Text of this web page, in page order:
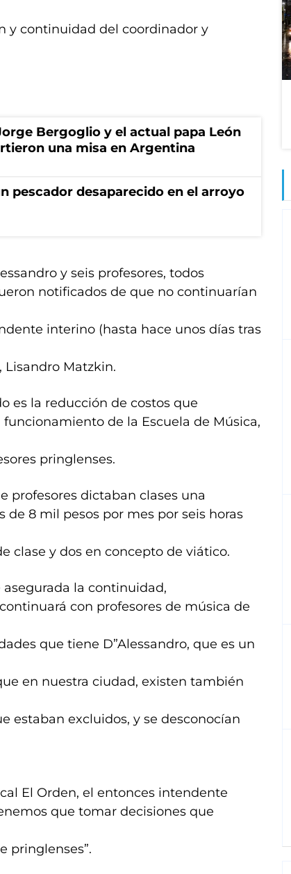
y continuidad del coordinador y
Bergoglio y el actual papa León
una misa en Argentina
pescador desaparecido en el arroyo
y seis profesores, todos
notificados de que no continuarían
interino (hasta hace unos días tras
Lisandro Matzkin.
es la reducción de costos que
de la Escuela de Música,
pringlenses.
profesores dictaban clases una
de 8 mil pesos por mes por seis horas
clase y dos en concepto de viático.
asegurada la continuidad,
con profesores de música de
que tiene D”Alessandro, que es un
en nuestra ciudad, existen también
estaban excluidos, y se desconocían
El Orden, el entonces intendente
que tomar decisiones que
pringlenses”.